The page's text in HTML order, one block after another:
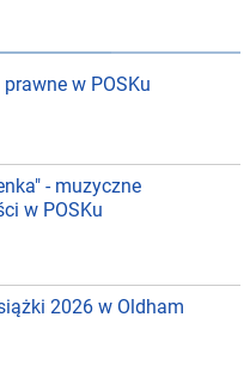
prawne w POSKu
- muzyczne
w POSKu
2026 w Oldham